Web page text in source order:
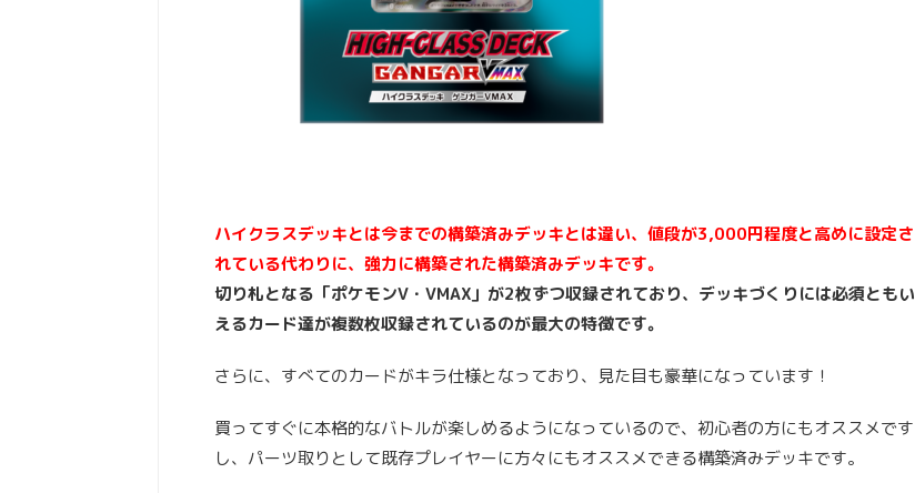
ハイクラスデッキとは今までの構築済みデッキとは違い、値段が3,000円程度と高めに設定さ
れている代わりに、強力に構築された構築済みデッキです。
切り札となる「ポケモンV・VMAX」が2枚ずつ収録されており、デッキづくりには必須ともい
えるカード達が複数枚収録されているのが最大の特徴です。
さらに、すべてのカードがキラ仕様となっており、見た目も豪華になっています！
買ってすぐに本格的なバトルが楽しめるようになっているので、初心者の方にもオススメです
し、パーツ取りとして既存プレイヤーに方々にもオススメできる構築済みデッキです。